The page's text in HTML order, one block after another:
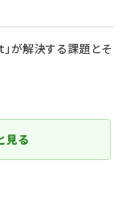
が解決する課題とそ
見る